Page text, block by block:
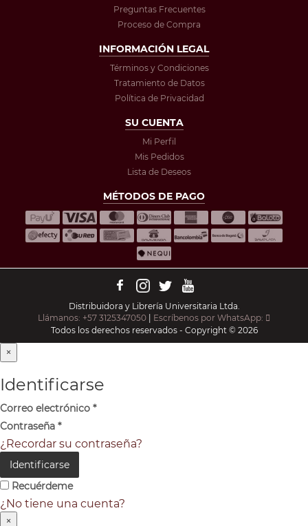
Preguntas Frecuentes
Proceso de Compra
INFORMACIÓN LEGAL
Términos y Condiciones
Tratamiento de Datos
Política de Privacidad
SU CUENTA
Mi Perfil
Mis Pedidos
Lista de Deseos
MÉTODOS DE PAGO
Distribuidora y Librería Universitaria Ltda.
Llámanos: +57 3125347050
Escríbenos por WhatsApp:
Todos los derechos reservados - Copyright © 2026
×
Identificarse
Correo electrónico *
Contraseña *
¿Recordar su contraseña?
Identificarse
Recuérdeme
¿No tiene una cuenta?
×